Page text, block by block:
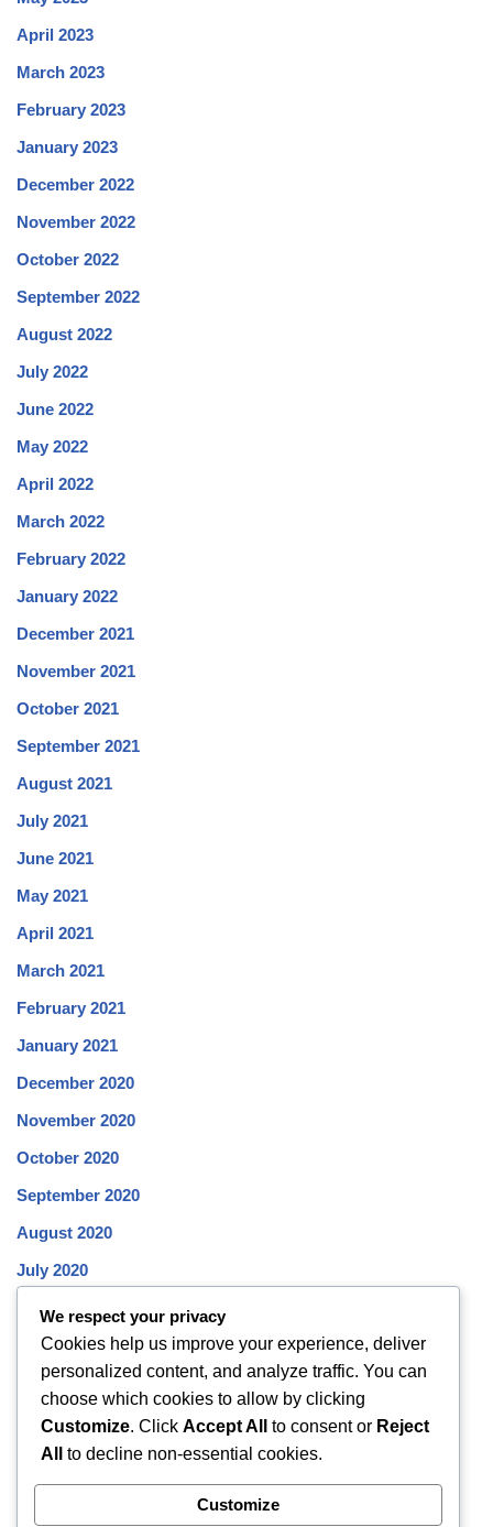
April 2023
March 2023
February 2023
January 2023
December 2022
November 2022
October 2022
September 2022
August 2022
July 2022
June 2022
May 2022
April 2022
March 2022
February 2022
January 2022
December 2021
November 2021
October 2021
September 2021
August 2021
July 2021
June 2021
May 2021
April 2021
March 2021
February 2021
January 2021
December 2020
November 2020
October 2020
September 2020
August 2020
July 2020
June 2020
May 2020
April 2020
March 2020
February 2020
We respect your privacy
Cookies help us improve your experience, deliver
personalized content, and analyze traffic. You can
choose which cookies to allow by clicking
Customize. Click Accept All to consent or Reject
All
to decline non-essential cookies.
Customize